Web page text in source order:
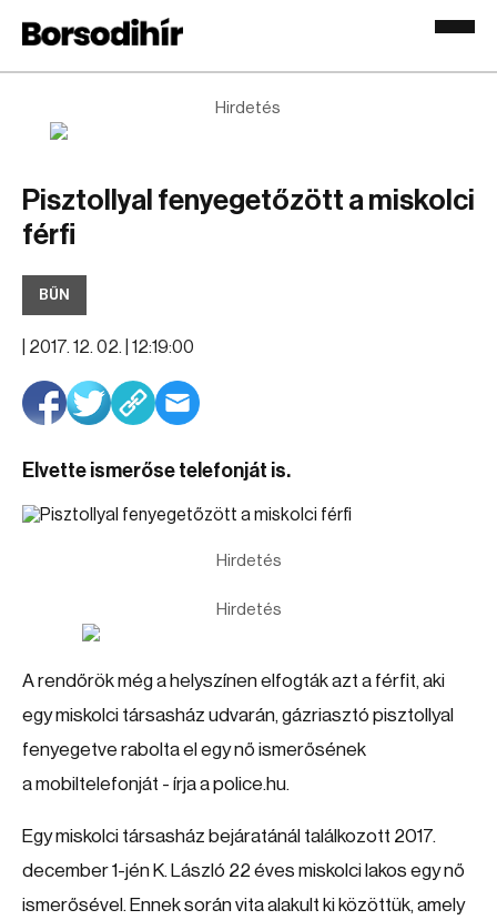
Hirdetés
Pisztollyal fenyegetőzött a miskolci
férfi
BŰN
2017. 12. 02. | 12:19:00
Elvette ismerőse telefonját is.
Hirdetés
Hirdetés
A rendőrök még a helyszínen elfogták azt a férfit, aki
egy miskolci társasház udvarán, gázriasztó pisztollyal
fenyegetve rabolta el egy nő ismerősének
a mobiltelefonját - írja a police.hu.
Egy miskolci társasház bejáratánál találkozott 2017.
december 1-jén K. László 22 éves miskolci lakos egy nő
ismerősével. Ennek során vita alakult ki közöttük, amely